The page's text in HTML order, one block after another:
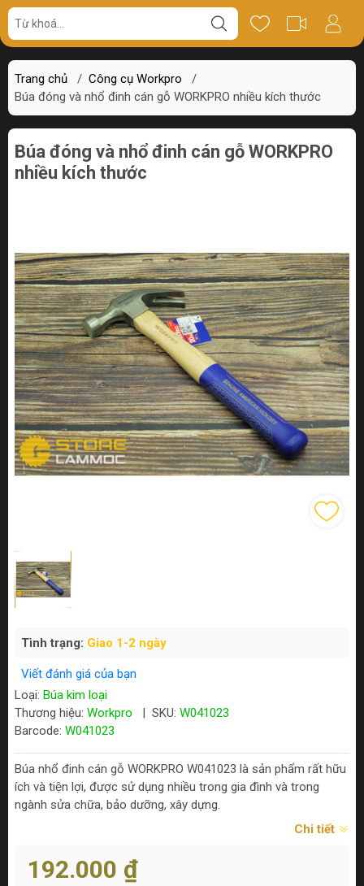
Trang chủ / Công cụ Workpro
/
Búa đóng và nhổ đinh cán gỗ WORKPRO nhiều kích thước
Giá bán Thông số Review
Búa đóng và nhổ đinh cán gỗ WORKPRO
nhiều kích thước
Tình trạng: Giao 1-2 ngày
Viết đánh giá của bạn
Loại: Búa kim loại
Thương hiệu: Workpro SKU: W041023
Barcode: W041023
Búa nhổ đinh cán gỗ WORKPRO W041023 là sản phẩm rất hữu
ích và tiện lợi, được sử dụng nhiều trong gia đình và trong
ngành sửa chữa, bảo dưỡng, xây dựng.
Chi tiết
192.000 ₫